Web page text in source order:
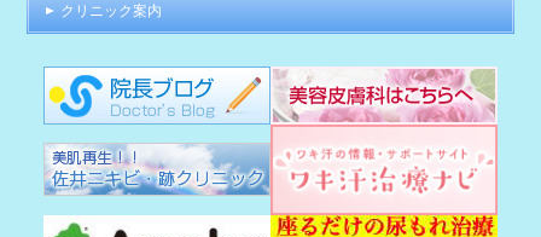
クリニック案内